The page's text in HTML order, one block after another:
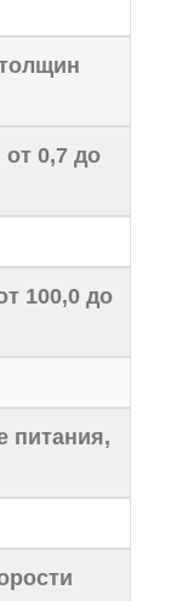
0,7 до
100,0 до
питания,